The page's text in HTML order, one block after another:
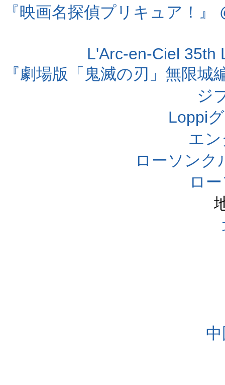
『映画名探偵プリキュア！
L'Arc-en-Ciel 35th
『劇場版「鬼滅の刃」無限
ジ
Loppi
エ
ローソンク
ロ